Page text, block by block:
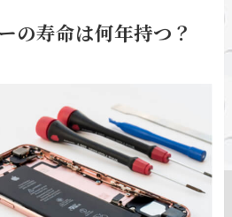
の寿命は何年持つ？